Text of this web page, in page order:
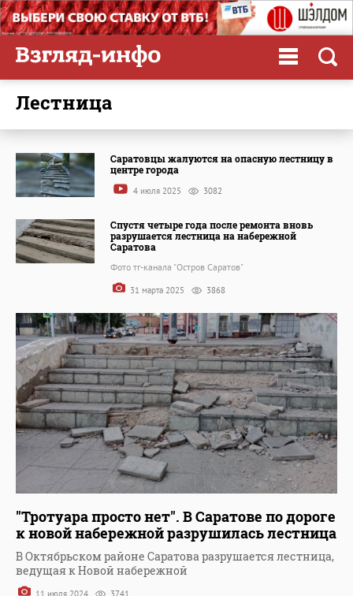
лестница
Саратовцы жалуются на опасную лестницу в
центре города
4 июля 2025 3082
Спустя четыре года после ремонта вновь
разрушается лестница на набережной
Саратова
Фото тг-канала "Остров Саратов"
31 марта 2025 3868
"Тротуара просто нет". В Саратове по дороге
к новой набережной разрушилась лестница
В Октябрьском районе Саратова разрушается лестница,
ведущая к Новой набережной